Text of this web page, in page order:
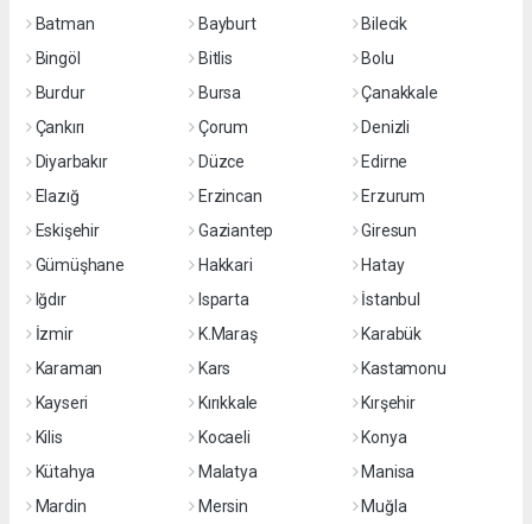
Batman
Bayburt
Bilecik
Bingöl
Bitlis
Bolu
Burdur
Bursa
Çanakkale
Çankırı
Çorum
Denizli
Diyarbakır
Düzce
Edirne
Elazığ
Erzincan
Erzurum
Eskişehir
Gaziantep
Giresun
Gümüşhane
Hakkari
Hatay
Iğdır
Isparta
İstanbul
İzmir
K.Maraş
Karabük
Karaman
Kars
Kastamonu
Kayseri
Kırıkkale
Kırşehir
Kilis
Kocaeli
Konya
Kütahya
Malatya
Manisa
Mardin
Mersin Muğla